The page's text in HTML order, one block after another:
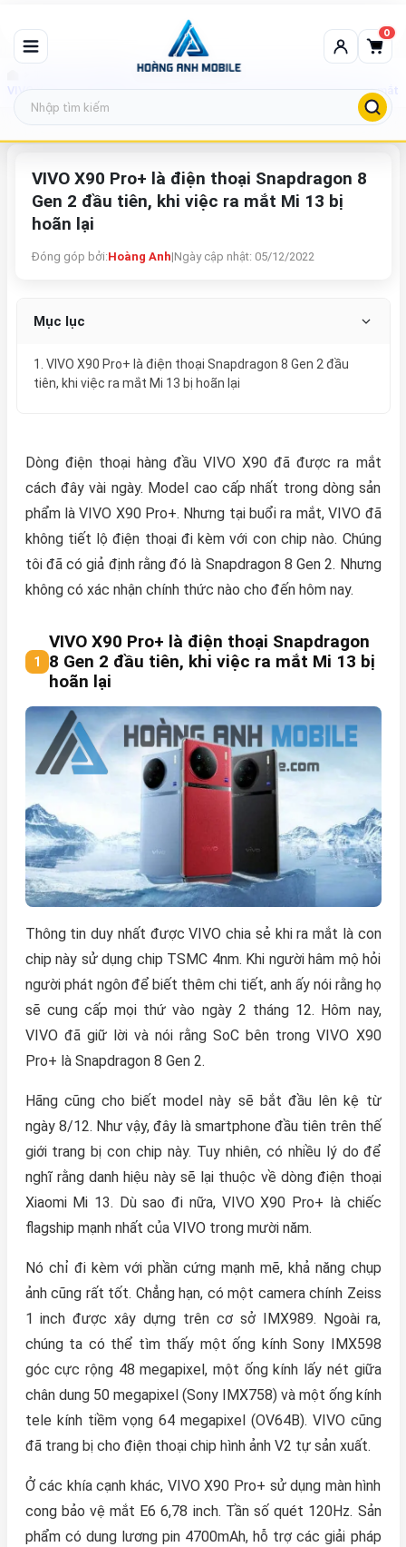
0
VIVO X90 Pro+ là điện thoại Snapdragon 8 Gen 2 đầu tiên, khi việc ra mắt
VIVO X90 Pro+ là điện thoại Snapdragon 8
Gen 2 đầu tiên, khi việc ra mắt Mi 13 bị
hoãn lại
Đóng góp bởi:Hoàng Anh|Ngày cập nhật: 05/12/2022
Mục lục
1. VIVO X90 Pro+ là điện thoại Snapdragon 8 Gen 2 đầu
tiên, khi việc ra mắt Mi 13 bị hoãn lại
Dòng điện thoại hàng đầu VIVO X90 đã được ra mắt
cách đây vài ngày. Model cao cấp nhất trong dòng sản
phẩm là VIVO X90 Pro+. Nhưng tại buổi ra mắt, VIVO đã
không tiết lộ điện thoại đi kèm với con chip nào. Chúng
tôi đã có giả định rằng đó là Snapdragon 8 Gen 2. Nhưng
không có xác nhận chính thức nào cho đến hôm nay.
VIVO X90 Pro+ là điện thoại Snapdragon
8 Gen 2 đầu tiên, khi việc ra mắt Mi 13 bị
hoãn lại
Thông tin duy nhất được VIVO chia sẻ khi ra mắt là con
chip này sử dụng chip TSMC 4nm. Khi người hâm mộ hỏi
người phát ngôn để biết thêm chi tiết, anh ấy nói rằng họ
sẽ cung cấp mọi thứ vào ngày 2 tháng 12. Hôm nay,
VIVO đã giữ lời và nói rằng SoC bên trong VIVO X90
Pro+ là Snapdragon 8 Gen 2.
Hãng cũng cho biết model này sẽ bắt đầu lên kệ từ
ngày 8/12. Như vậy, đây là smartphone đầu tiên trên thế
giới trang bị con chip này. Tuy nhiên, có nhiều lý do để
nghĩ rằng danh hiệu này sẽ lại thuộc về dòng điện thoại
Xiaomi Mi 13. Dù sao đi nữa, VIVO X90 Pro+ là chiếc
flagship mạnh nhất của VIVO trong mười năm.
Nó chỉ đi kèm với phần cứng mạnh mẽ, khả năng chụp
ảnh cũng rất tốt. Chẳng hạn, có một camera chính Zeiss
1 inch được xây dựng trên cơ sở IMX989. Ngoài ra,
chúng ta có thể tìm thấy một ống kính Sony IMX598
góc cực rộng 48 megapixel, một ống kính lấy nét giữa
chân dung 50 megapixel (Sony IMX758) và một ống kính
tele kính tiềm vọng 64 megapixel (OV64B). VIVO cũng
đã trang bị cho điện thoại chip hình ảnh V2 tự sản xuất.
Ở các khía cạnh khác, VIVO X90 Pro+ sử dụng màn hình
cong bảo vệ mắt E6 6,78 inch. Tần số quét 120Hz. Sản
phẩm có dung lương pin 4700mAh, hỗ trợ các giải pháp